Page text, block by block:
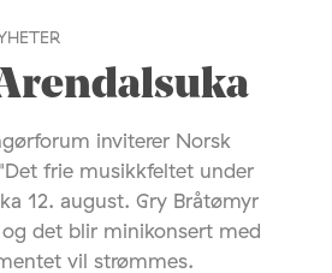
inviterer Norsk
frie musikkfeltet under
12. august. Gry Bråtømyr
det blir minikonsert med
vil strømmes.